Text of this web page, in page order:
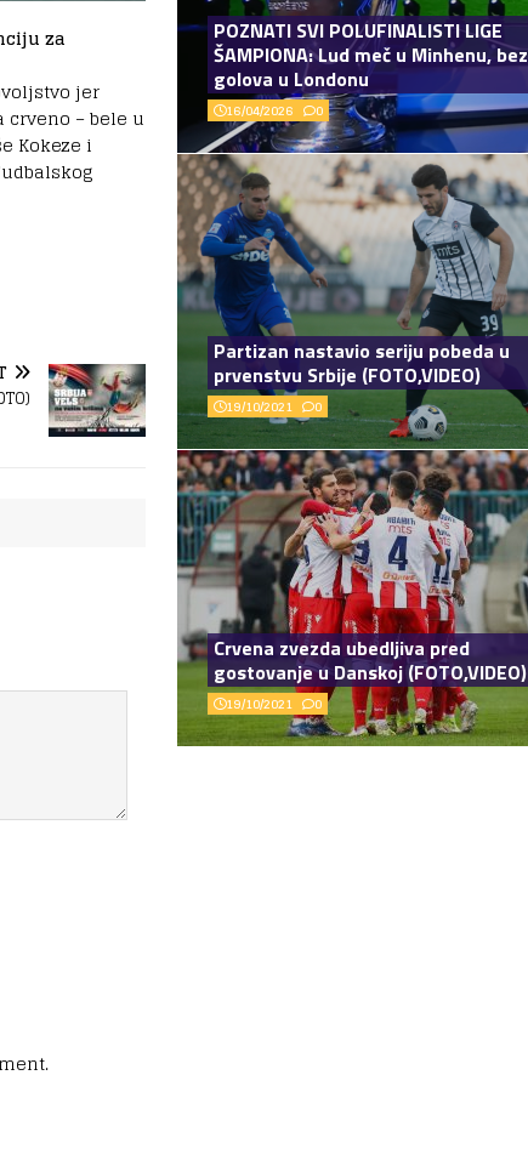
za
jer
– bele u
Kokeze i
POZNATI SVI POLUFINALISTI LIGE
ŠAMPIONA: Lud meč u Minhenu, bez
golova u Londonu
16/04/2026 0
Partizan nastavio seriju pobeda u
prvenstvu Srbije (FOTO,VIDEO)
19/10/2021 0
Crvena zvezda ubedljiva pred
gostovanje u Danskoj (FOTO,VIDEO)
19/10/2021 0